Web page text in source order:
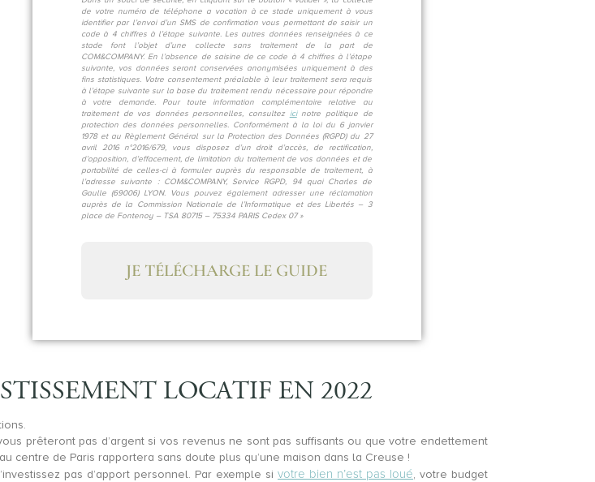
de votre numéro de téléphone a vocation à ce stade uniquement à vous
identifier par l’envoi d’un SMS de confirmation vous permettant de saisir un
code à 4 chiffres à l’étape suivante. Les autres données renseignées à ce
stade font l’objet d’une collecte sans traitement de la part de
COM&COMPANY. En l’absence de saisine de ce code à 4 chiffres à l’étape
suivante, vos données seront conservées anonymisées uniquement à des
fins statistiques. Votre consentement préalable à leur traitement sera requis
à l’étape suivante sur la base du traitement rendu nécessaire pour répondre
à votre demande. Pour toute information complémentaire relative au
traitement de vos données personnelles, consultez icinotre politique de
protection des données personnelles. Conformément à la loi du 6 janvier
1978 et au Règlement Général sur la Protection des Données (RGPD) du 27
avril 2016 n°2016/679, vous disposez d’un droit d’accès, de rectification,
d’opposition, d’effacement, de limitation du traitement de vos données et de
portabilité de celles-ci à formuler auprès du responsable de traitement, à
l’adresse suivante : COM&COMPANY, Service RGPD, 94 quai Charles de
Gaulle (69006) LYON. Vous pouvez également adresser une réclamation
auprès de la Commission Nationale de l’Informatique et des Libertés – 3
place de Fontenoy – TSA 80715 – 75334 PARIS Cedex 07 »
JE TÉLÉCHARGE LE GUIDE
LOCATIF EN 2022
prêteront pas d’argent si vos revenus ne sont pas suffisants ou que votre endettement
de Paris rapportera sans doute plus qu’une maison dans la Creuse !
pas d’apport personnel. Par exemple si votre bien n’est pas loué, votre budget